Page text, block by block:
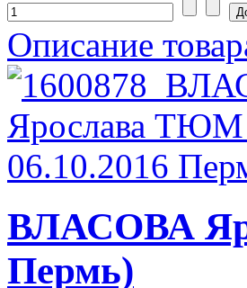
Описание
ВЛАСОВА
Пермь)